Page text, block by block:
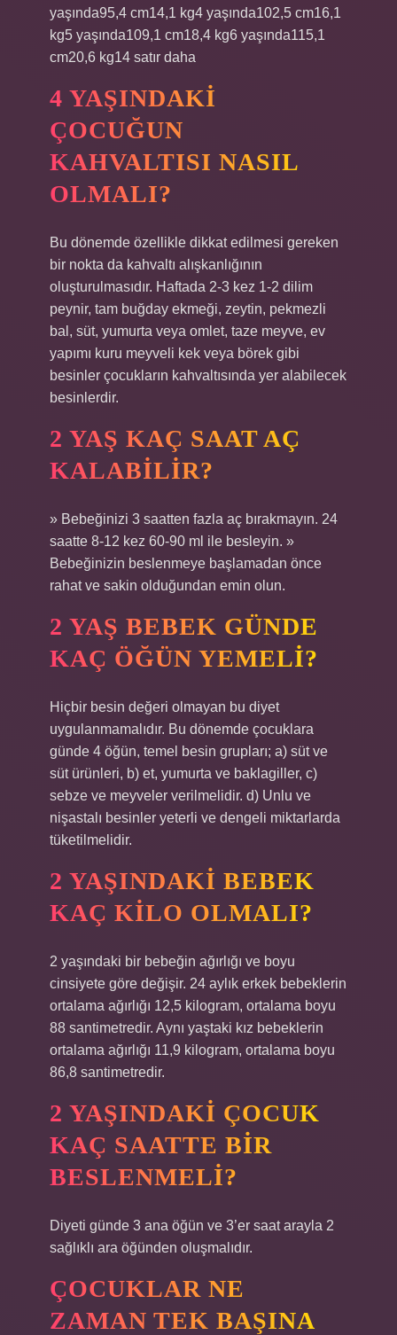
yaşında95,4 cm14,1 kg4 yaşında102,5 cm16,1
kg5 yaşında109,1 cm18,4 kg6 yaşında115,1
cm20,6 kg14 satır daha
4 YAŞINDAKI
ÇOCUĞUN
KAHVALTISI NASIL
OLMALI?
Bu dönemde özellikle dikkat edilmesi gereken
bir nokta da kahvaltı alışkanlığının
oluşturulmasıdır. Haftada 2-3 kez 1-2 dilim
peynir, tam buğday ekmeği, zeytin, pekmezli
bal, süt, yumurta veya omlet, taze meyve, ev
yapımı kuru meyveli kek veya börek gibi
besinler çocukların kahvaltısında yer alabilecek
besinlerdir.
2 YAŞ KAÇ SAAT AÇ
KALABILIR?
» Bebeğinizi 3 saatten fazla aç bırakmayın. 24
saatte 8-12 kez 60-90 ml ile besleyin. »
Bebeğinizin beslenmeye başlamadan önce
rahat ve sakin olduğundan emin olun.
2 YAŞ BEBEK GÜNDE
KAÇ ÖĞÜN YEMELI?
Hiçbir besin değeri olmayan bu diyet
uygulanmamalıdır. Bu dönemde çocuklara
günde 4 öğün, temel besin grupları; a) süt ve
süt ürünleri, b) et, yumurta ve baklagiller, c)
sebze ve meyveler verilmelidir. d) Unlu ve
nişastalı besinler yeterli ve dengeli miktarlarda
tüketilmelidir.
2 YAŞINDAKI BEBEK
KAÇ KILO OLMALI?
2 yaşındaki bir bebeğin ağırlığı ve boyu
cinsiyete göre değişir. 24 aylık erkek bebeklerin
ortalama ağırlığı 12,5 kilogram, ortalama boyu
88 santimetredir. Aynı yaştaki kız bebeklerin
ortalama ağırlığı 11,9 kilogram, ortalama boyu
86,8 santimetredir.
2 YAŞINDAKI ÇOCUK
KAÇ SAATTE BIR
BESLENMELI?
Diyeti günde 3 ana öğün ve 3’er saat arayla 2
sağlıklı ara öğünden oluşmalıdır.
ÇOCUKLAR NE
ZAMAN TEK BAŞINA